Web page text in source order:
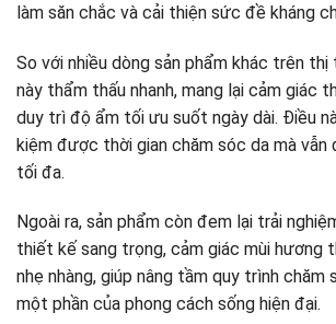
làm săn chắc và cải thiện sức đề kháng
So với nhiều dòng sản phẩm khác trên
này thẩm thấu nhanh, mang lại cảm giác
duy trì độ ẩm tối ưu suốt ngày dài. Điều
kiệm được thời gian chăm sóc da mà
tối đa.
Ngoài ra, sản phẩm còn đem lại trải
thiết kế sang trọng, cảm giác mùi hương
nhẹ nhàng, giúp nâng tầm quy trình chăm
một phần của phong cách sống hiện đại.